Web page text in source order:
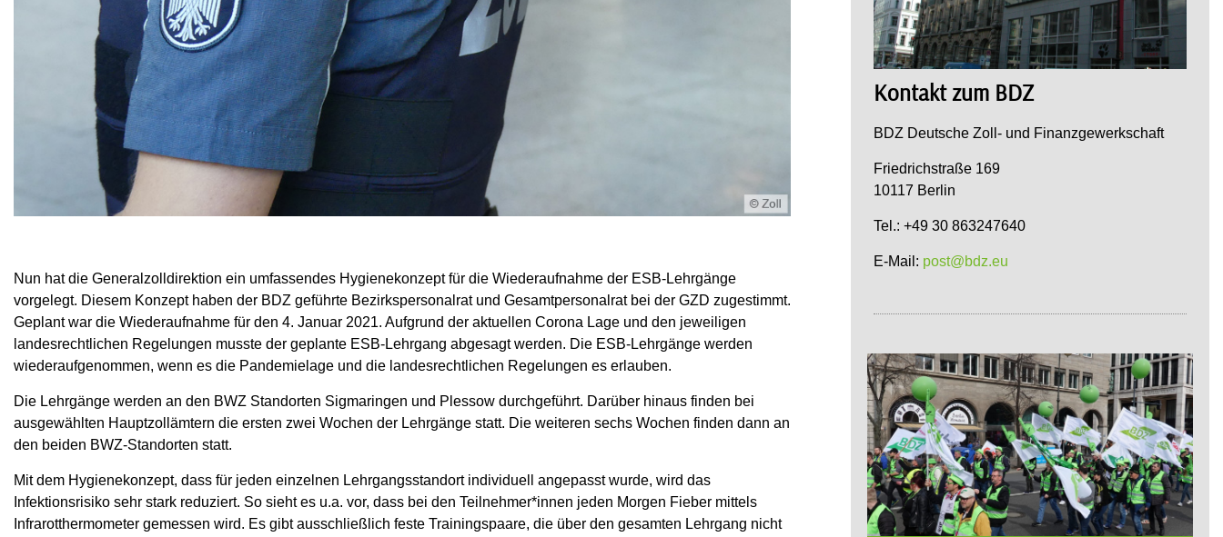
Nun hat die Generalzolldirektion ein umfassendes Hygienekonzept für die Wiederaufnahme der ESB-Lehrgänge
vorgelegt. Diesem Konzept haben der BDZ geführte Bezirkspersonalrat und Gesamtpersonalrat bei der GZD zugestimmt.
Geplant war die Wiederaufnahme für den 4. Januar 2021. Aufgrund der aktuellen Corona Lage und den jeweiligen
landesrechtlichen Regelungen musste der geplante ESB-Lehrgang abgesagt werden. Die ESB-Lehrgänge werden
wiederaufgenommen, wenn es die Pandemielage und die landesrechtlichen Regelungen es erlauben.
Die Lehrgänge werden an den BWZ Standorten Sigmaringen und Plessow durchgeführt. Darüber hinaus finden bei
ausgewählten Hauptzollämtern die ersten zwei Wochen der Lehrgänge statt. Die weiteren sechs Wochen finden dann an
den beiden BWZ-Standorten statt.
Mit dem Hygienekonzept, dass für jeden einzelnen Lehrgangsstandort individuell angepasst wurde, wird das
Infektionsrisiko sehr stark reduziert. So sieht es u.a. vor, dass bei den Teilnehmer*innen jeden Morgen Fieber mittels
Infrarotthermometer gemessen wird. Es gibt ausschließlich feste Trainingspaare, die über den gesamten Lehrgang nicht
Kontakt zum BDZ
BDZ Deutsche Zoll- und Finanzgewerkschaft
Friedrichstraße 169
10117 Berlin
Tel.: +49 30 863247640
E-Mail: post@bdz.eu